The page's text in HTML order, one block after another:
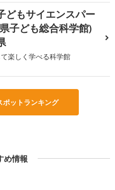
どもサイエンスパー
子ども総合科学館)
楽しく学べる科学館
ポットランキング
め情報